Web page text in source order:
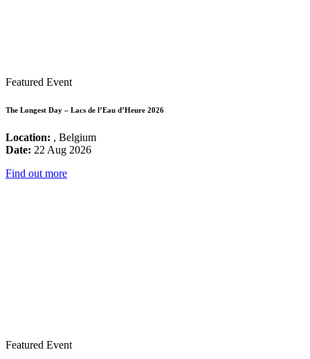
Featured Event
The Longest Day – Lacs de l’Eau d’Heure 2026
Location: , Belgium
Date: 22 Aug 2026
Find out more
Featured Event